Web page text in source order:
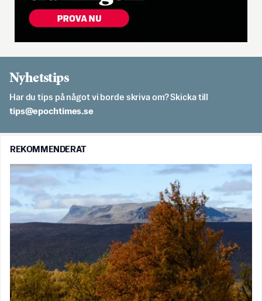
Nyhetstips
Har du tips på något vi borde skriva om? Skicka till
es.semithcope@spit
REKOMMENDERAT